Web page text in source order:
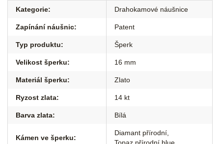
Kategorie: Drahokamové náušnice
Zapínání náušnic: Patent
Typ produktu: Šperk
Velikost šperku: 16 mm
Materiál šperku: Zlato
Ryzost zlata: 14 kt
Barva zlata: Bílá
Kámen ve šperku:
Diamant přírodní